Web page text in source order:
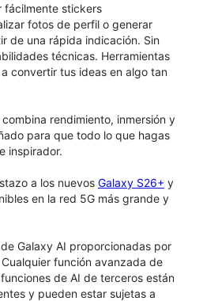
fácilmente stickers
fotos de perfil o generar
de una rápida indicación. Sin
técnicas. Herramientas
convertir tus ideas en algo tan
rendimiento, inmersión y
para que todo lo que hagas
inspirador.
a los nuevos Galaxy S26+ y
en la red 5G más grande y
Galaxy AI proporcionadas por
función avanzada de
de AI de terceros están
y pueden estar sujetas a